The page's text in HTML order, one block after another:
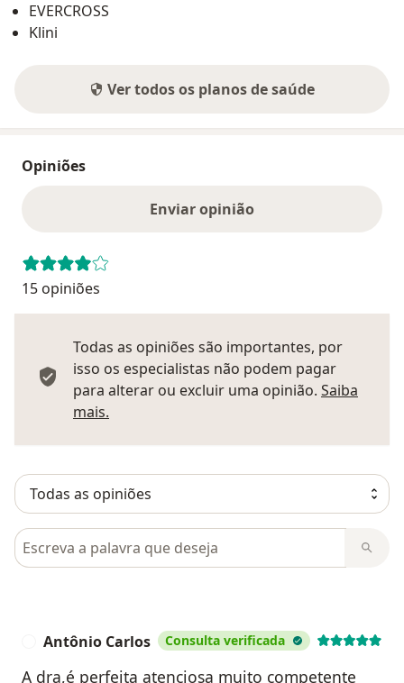
EVERCROSS
Klini
Ver todos os planos de saúde
Opiniões
Enviar opinião
15 opiniões
Todas as opiniões são importantes, por
isso os especialistas não podem pagar
para alterar ou excluir uma opinião. Saiba
mais.
Pesquisar em opiniões
Antônio Carlos Consulta verificada
A dra,é perfeita atenciosa muito competente